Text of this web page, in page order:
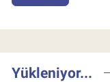
Yükleniyor...